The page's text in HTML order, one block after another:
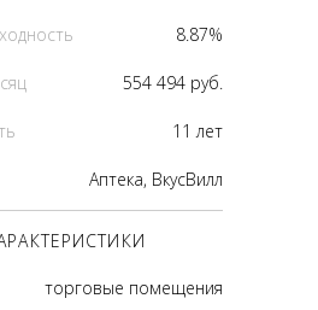
8.87%
554 494 руб.
11 лет
Аптека, ВкусВилл
торговые помещения